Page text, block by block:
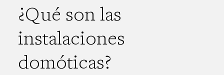
¿Qué son las
instalaciones
domóticas?